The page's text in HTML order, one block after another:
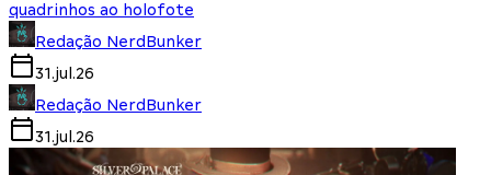
quadrinhos ao holofote
Redação NerdBunker
31.jul.26
Redação NerdBunker
31.jul.26